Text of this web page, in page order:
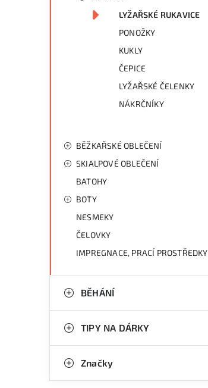
LYŽAŘSKÉ RUKAVICE
PONOŽKY
KUKLY
ČEPICE
LYŽAŘSKÉ ČELENKY
NÁKRČNÍKY
BĚŽKAŘSKÉ OBLEČENÍ
SKIALPOVÉ OBLEČENÍ
BATOHY
BOTY
NESMEKY
ČELOVKY
IMPREGNACE, PRACÍ PROSTŘEDKY
BĚHÁNÍ
TIPY NA DÁRKY
Značky